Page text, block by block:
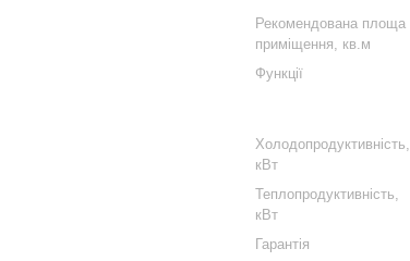
Рекомендована площа
приміщення, кв.м
Функції
Холодопродуктивність,
кВт
Теплопродуктивність,
кВт
Гарантія